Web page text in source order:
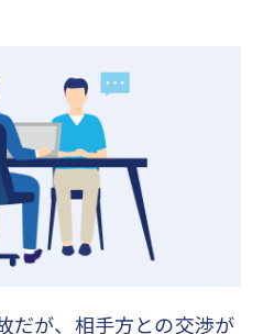
だが、相手方との交渉が